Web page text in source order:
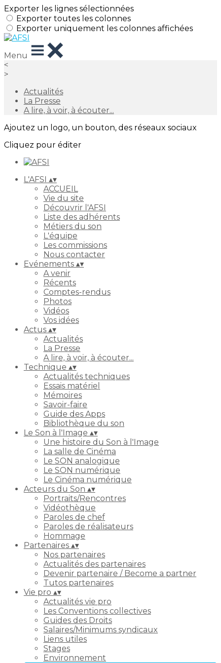
Exporter les lignes sélectionnées
Exporter toutes les colonnes
Exporter uniquement les colonnes affichées
Menu
<
>
Actualités
La Presse
A lire, à voir, à écouter...
Ajoutez un logo, un bouton, des réseaux sociaux
Cliquez pour éditer
L'AFSI ▴▾
ACCUEIL
Vie du site
Découvrir l'AFSI
Liste des adhérents
Métiers du son
L'équipe
Les commissions
Nous contacter
Evénements ▴▾
A venir
Récents
Comptes-rendus
Photos
Vidéos
Vos idées
Actus ▴▾
Actualités
La Presse
A lire, à voir, à écouter...
Technique ▴▾
Actualités techniques
Essais matériel
Mémoires
Savoir-faire
Guide des Apps
Bibliothèque du son
Le Son à l'Image ▴▾
Une histoire du Son à l'Image
La salle de Cinéma
Le SON analogique
Le SON numérique
Le Cinéma numérique
Acteurs du Son ▴▾
Portraits/Rencontres
Vidéothèque
Paroles de chef
Paroles de réalisateurs
Hommage
Partenaires ▴▾
Nos partenaires
Actualités des partenaires
Devenir partenaire / Become a partner
Tutos partenaires
Vie pro ▴▾
Actualités vie pro
Les Conventions collectives
Guides des Droits
Salaires/Minimums syndicaux
Liens utiles
Stages
Environnement